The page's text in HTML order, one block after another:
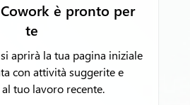
è pronto per
te
aprirà la tua pagina iniziale
con attività suggerite e
tuo lavoro recente.